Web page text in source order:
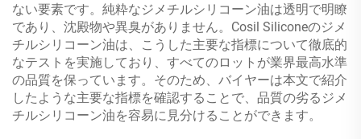
ない要素です。純粋なジメチルシリコーン油は透明で明瞭
であり、沈殿物や異臭がありません。Cosil Siliconeのジメ
チルシリコーン油は、こうした主要な指標について徹底的
なテストを実施しており、すべてのロットが業界最高水準
の品質を保っています。そのため、バイヤーは本文で紹介
したような主要な指標を確認することで、品質の劣るジメ
チルシリコーン油を容易に見分けることができます。